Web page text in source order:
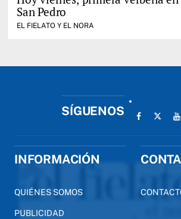
San Pedro
EL FIELATO Y EL NORA
SÍGUENOS
INFORMACIÓN
QUIÉNES SOMOS
PUBLICIDAD